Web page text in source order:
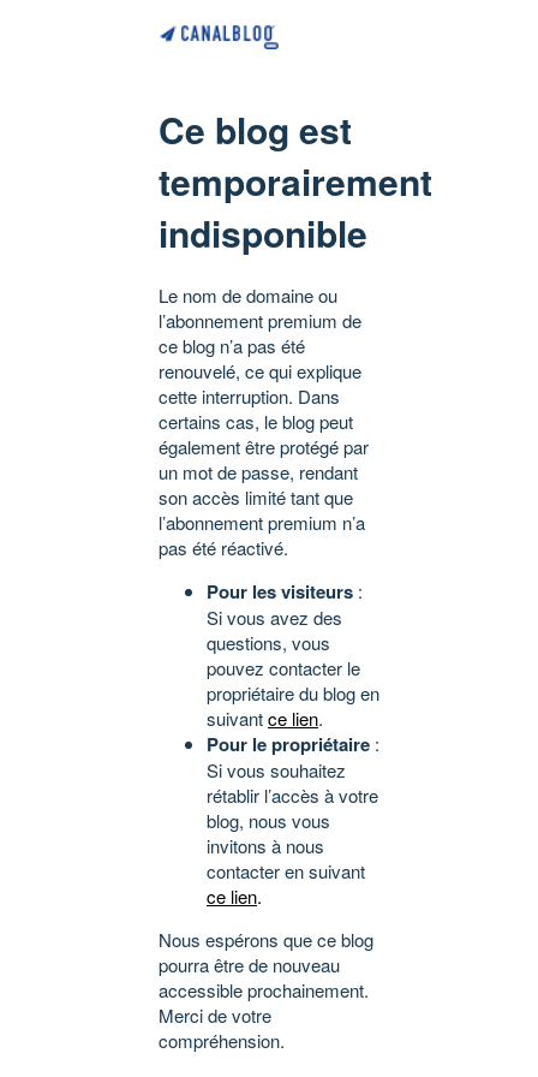
Ce blog est
temporairement
indisponible
Le nom de domaine ou
l’abonnement premium de
ce blog n’a pas été
renouvelé, ce qui explique
cette interruption. Dans
certains cas, le blog peut
également être protégé par
un mot de passe, rendant
son accès limité tant que
l’abonnement premium n’a
pas été réactivé.
Pour les visiteurs :
Si vous avez des
questions, vous
pouvez contacter le
propriétaire du blog en
suivantce lien.
Pour le propriétaire :
Si vous souhaitez
rétablir l’accès à votre
blog, nous vous
invitons à nous
contacter en suivant
ce lien.
Nous espérons que ce blog
pourra être de nouveau
accessible prochainement.
Merci de votre
compréhension.